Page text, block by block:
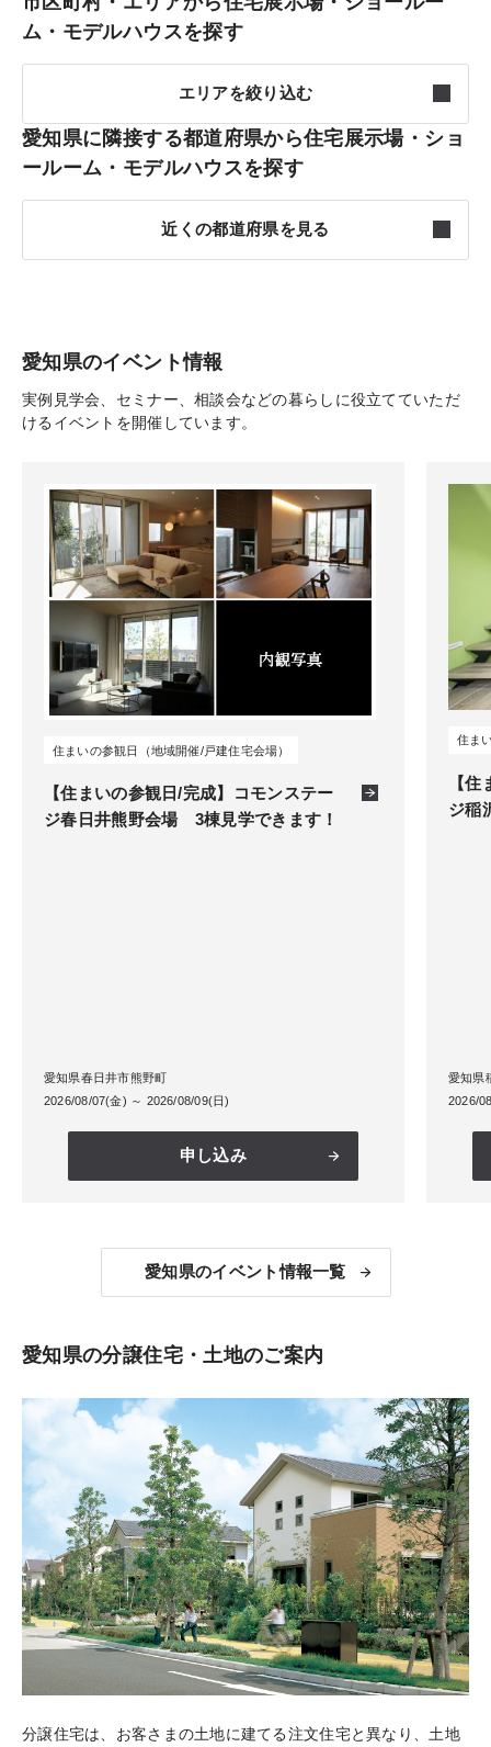
ム・モデルハウスを探す
エリアを絞り込む
尾張東部 7件
愛知県に隣接する都道府県から住宅展示場・ショ
ールーム・モデルハウスを探す
近くの都道府県を見る
岐阜
静岡 12件
愛知県のイベント情報
実例見学会、セミナー、相談会などの暮らしに役立てていただ
けるイベントを開催しています。
【住まいの参観日/完成】コモンステー
ジ春日井熊野会場 3棟見学できます！
住まいの参観日（地域開催/戸建住宅会場）
愛知県春日井市熊野町
2026/08/07(金) ～ 2026/08/09(日)
申し込み
【
ジ稲
住ま
愛知県
2026/
愛知県のイベント情報一覧
愛知県の分譲住宅・土地のご案内
分譲住宅は、お客さまの土地に建てる注文住宅と異なり、土地